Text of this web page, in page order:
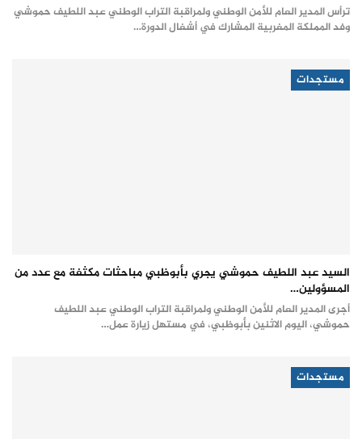
ترأس المدير العام للأمن الوطني ولمراقبة التراب الوطني عبد اللطيف حموشي
وفد المملكة المغربية المشارك في أشغال الدورة…
مستجدات
السيد عبد اللطيف حموشي يجري بأبوظبي مباحثات مكثفة مع عدد من
المسؤولين…
أجرى المدير العام للأمن الوطني ولمراقبة التراب الوطني عبد اللطيف
حموشي، اليوم الاثنين بأبوظبي، في مستهل زيارة عمل…
مستجدات